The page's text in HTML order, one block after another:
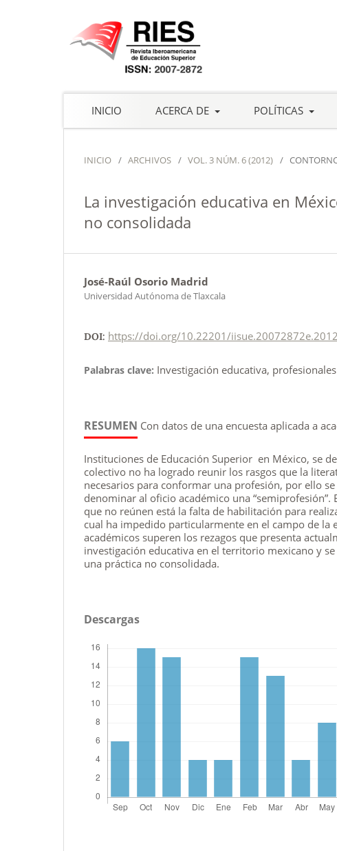
INICIO ACERCA DE POLÍTICAS
INICIO / ARCHIVOS / VOL. 3 NÚM. 6 (2012) /
La investigación educativa en
no consolidada
José-Raúl Osorio Madrid
Universidad Autónoma de Tlaxcala
DOI: https://doi.org/10.22201/
Palabras clave: Investigación educativa,
RESUMEN Con datos de una encuesta aplicada a
Instituciones de Educación Superior en México, se
colectivo no ha logrado reunir los rasgos que la
necesarios para conformar una profesión, por ello
denominar al oficio académico una “semiprofesión”.
que no reúnen está la falta de habilitación para
cual ha impedido particularmente en el campo de la
académicos superen los rezagos que presenta
investigación educativa en el territorio mexicano y
una práctica no consolidada.
Descargas